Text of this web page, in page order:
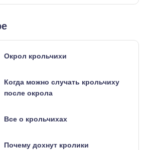
Окрол крольчихи
Когда можно случать крольчиху
после окрола
Все о крольчихах
Почему дохнут кролики